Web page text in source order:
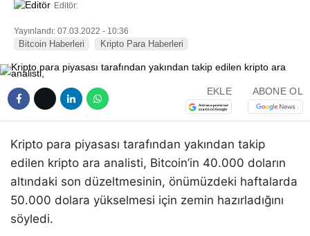
Editör:
Yayınlandı: 07.03.2022 - 10:36
Bitcoin Haberleri Kripto Para Haberleri
EKLE ABONE OL
Kripto para piyasası tarafından yakından takip
edilen kripto ara analisti, Bitcoin’in 40.000 doların
altındaki son düzeltmesinin, önümüzdeki haftalarda
50.000 dolara yükselmesi için zemin hazırladığını
söyledi.